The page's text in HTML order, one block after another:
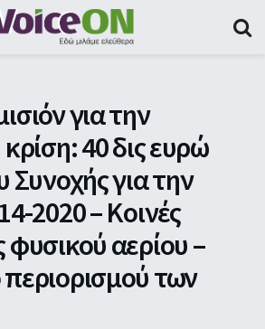
για την
40 δις ευρώ
Συνοχής για την
2020 – Κοινές
φυσικού αερίου –
των